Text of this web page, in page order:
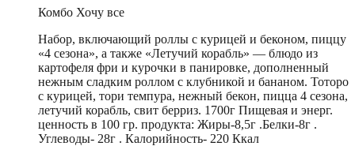
Комбо Хочу все
Набор, включающий роллы с курицей и беконом, пиццу
«4 сезона», а также «Летучий корабль» — блюдо из
картофеля фри и курочки в панировке, дополненный
нежным сладким роллом с клубникой и бананом. Тоторо
с курицей, тори темпура, нежный бекон, пицца 4 сезона,
летучий корабль, свит берриз. 1700г Пищевая и энерг.
ценность в 100 гр. продукта: Жиры-8,5г .Белки-8г .
Углеводы- 28г . Калорийность- 220 Ккал